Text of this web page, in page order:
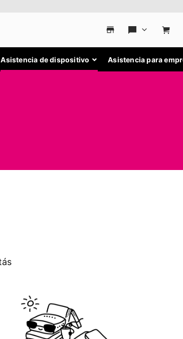
Asistencia de dispositivo Asistencia para